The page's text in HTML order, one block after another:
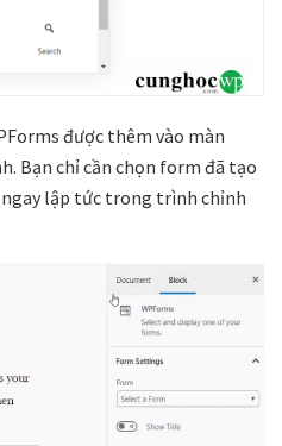
được thêm vào màn
Bạn chỉ cần chọn form đã tạo
lập tức trong trình chỉnh